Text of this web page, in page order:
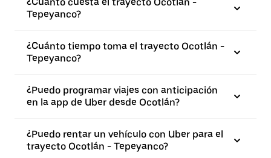
Tepeyanco?
¿Cuánto tiempo toma el trayecto Ocotlán -
Tepeyanco?
¿Puedo programar viajes con anticipación
en la app de Uber desde Ocotlán?
¿Puedo rentar un vehículo con Uber para el
trayecto Ocotlán - Tepeyanco?